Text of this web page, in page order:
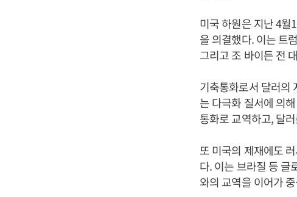
미국 하원은 지난 4월
을 의결했다. 이는 트
그리고 조 바이든 전
기축통화로서 달러의
는 다극화 질서에 의
통화로 교역하고, 달
또 미국의 제재에도
다. 이는 브라질 등 글
와의 교역을 이어가